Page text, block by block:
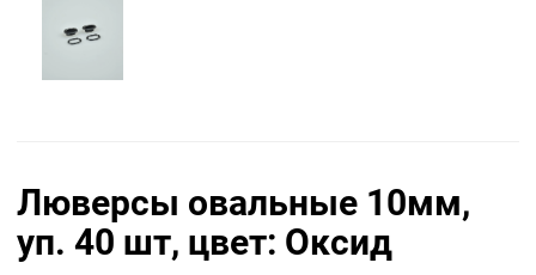
Люверсы овальные 10мм,
уп. 40 шт, цвет: Оксид